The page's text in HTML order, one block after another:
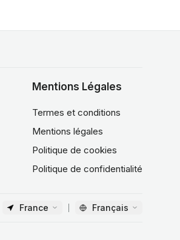
Mentions Légales
Termes et conditions
Mentions légales
Politique de cookies
Politique de confidentialité
France Français